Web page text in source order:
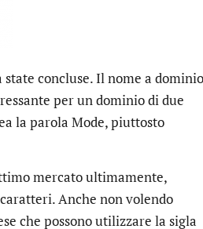
state concluse. Il nome a dominio
per un dominio di due
la parola Mode, piuttosto
mercato ultimamente,
Anche non volendo
che possono utilizzare la sigla